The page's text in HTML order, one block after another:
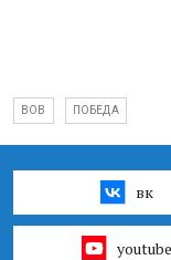
ВОВ ПОБЕДА
вк
youtube